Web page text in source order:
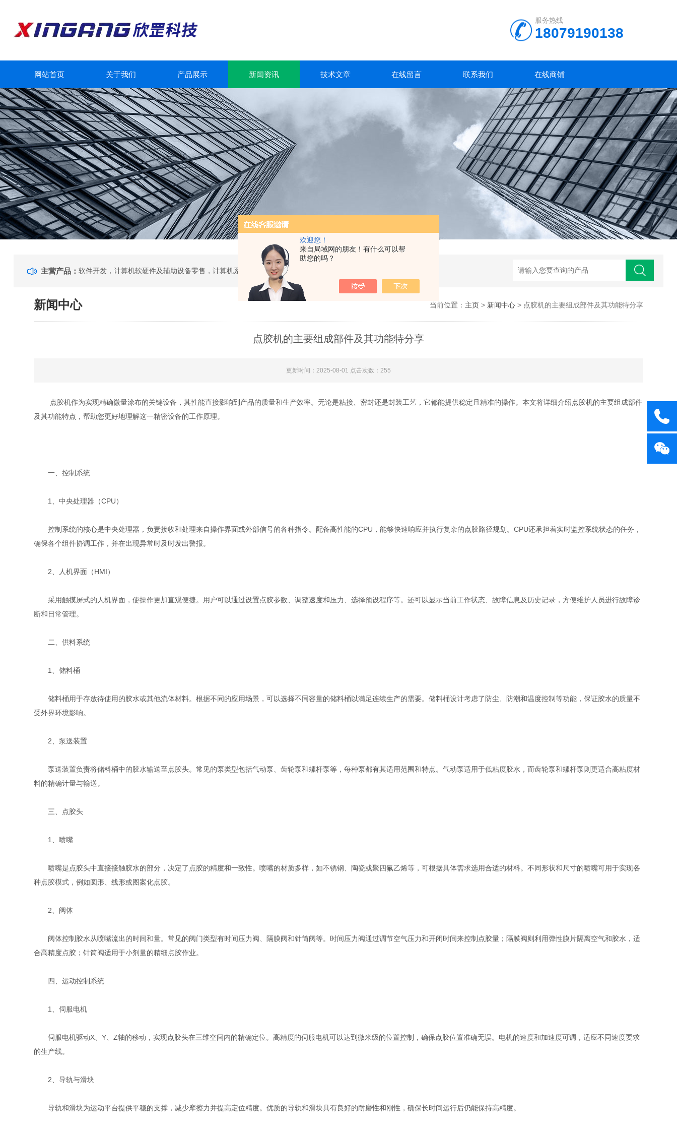
欢迎您！
来自局域网的朋友！有什么可以帮
助您的吗？
服务热线
18079190138
网站首页 关于我们 产品展示 新闻资讯 技术文章 在线留言 联系我们 在线商铺
主营产品：
新闻中心 当前位置： 主页> 新闻中心> 点胶机的主要组成部件及其功能特分享
点胶机的主要组成部件及其功能特分享
更新时间：2025-08-01 点击次数：255
点胶机作为实现精确微量涂布的关键设备，其性能直接影响到产品的质量和生产效率。无论是粘接、密封还是封装工艺，它都能提供稳定且精准的操作。本文将详细介绍点胶机的主要组成部件
及其功能特点，帮助您更好地理解这一精密设备的工作原理。
一、控制系统
1、中央处理器（CPU）
控制系统的核心是中央处理器，负责接收和处理来自操作界面或外部信号的各种指令。配备高性能的CPU，能够快速响应并执行复杂的点胶路径规划。CPU还承担着实时监控系统状态的任务，
确保各个组件协调工作，并在出现异常时及时发出警报。
2、人机界面（HMI）
采用触摸屏式的人机界面，使操作更加直观便捷。用户可以通过设置点胶参数、调整速度和压力、选择预设程序等。还可以显示当前工作状态、故障信息及历史记录，方便维护人员进行故障诊
断和日常管理。
二、供料系统
1、储料桶
储料桶用于存放待使用的胶水或其他流体材料。根据不同的应用场景，可以选择不同容量的储料桶以满足连续生产的需要。储料桶设计考虑了防尘、防潮和温度控制等功能，保证胶水的质量不
受外界环境影响。
2、泵送装置
泵送装置负责将储料桶中的胶水输送至点胶头。常见的泵类型包括气动泵、齿轮泵和螺杆泵等，每种泵都有其适用范围和特点。气动泵适用于低粘度胶水，而齿轮泵和螺杆泵则更适合高粘度材
料的精确计量与输送。
三、点胶头
1、喷嘴
喷嘴是点胶头中直接接触胶水的部分，决定了点胶的精度和一致性。喷嘴的材质多样，如不锈钢、陶瓷或聚四氟乙烯等，可根据具体需求选用合适的材料。不同形状和尺寸的喷嘴可用于实现各
种点胶模式，例如圆形、线形或图案化点胶。
2、阀体
阀体控制胶水从喷嘴流出的时间和量。常见的阀门类型有时间压力阀、隔膜阀和针筒阀等。时间压力阀通过调节空气压力和开闭时间来控制点胶量；隔膜阀则利用弹性膜片隔离空气和胶水，适
合高精度点胶；针筒阀适用于小剂量的精细点胶作业。
四、运动控制系统
1、伺服电机
伺服电机驱动X、Y、Z轴的移动，实现点胶头在三维空间内的精确定位。高精度的伺服电机可以达到微米级的位置控制，确保点胶位置准确无误。电机的速度和加速度可调，适应不同速度要求
的生产线。
2、导轨与滑块
导轨和滑块为运动平台提供平稳的支撑，减少摩擦力并提高定位精度。优质的导轨和滑块具有良好的耐磨性和刚性，确保长时间运行后仍能保持高精度。